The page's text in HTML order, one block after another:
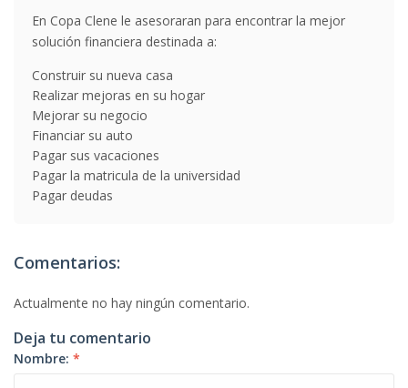
En Copa Clene le asesoraran para encontrar la mejor
solución financiera destinada a:
Construir su nueva casa
Realizar mejoras en su hogar
Mejorar su negocio
Financiar su auto
Pagar sus vacaciones
Pagar la matricula de la universidad
Pagar deudas
Comentarios:
Actualmente no hay ningún comentario.
Deja tu comentario
Nombre: *